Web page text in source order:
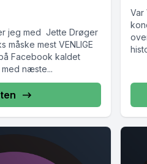
jeg med Jette Drøger
måske mest VENLIGE
Facebook kaldet
med næste...
Var